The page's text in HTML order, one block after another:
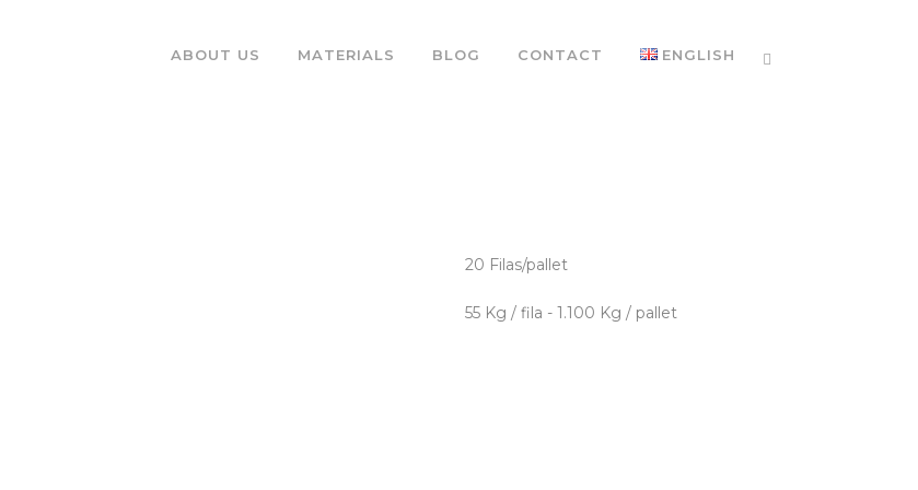
ABOUT US MATERIALS BLOG CONTACT ENGLISH
20 Filas/pallet
55 Kg / fila - 1.100 Kg / pallet